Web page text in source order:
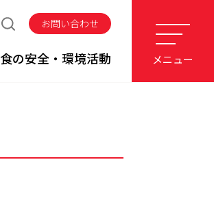
お問い合わせ
食の安全・環境活動 メニュー